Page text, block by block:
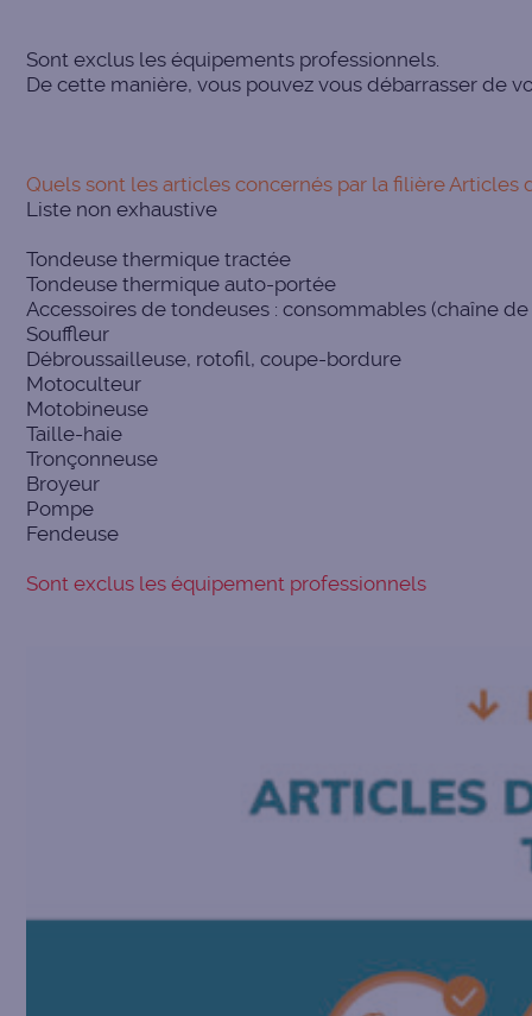
Sont exclus les équipements professionnels.
De cette manière, vous pouvez vous débarrasser de
Quels sont les articles concernés par la filière Articles
Liste non exhaustive
Tondeuse thermique tractée
Tondeuse thermique auto-portée
Accessoires de tondeuses : consommables (chaîne
Souffleur
Débroussailleuse, rotofil, coupe-bordure
Motoculteur
Motobineuse
Taille-haie
Tronçonneuse
Broyeur
Pompe
Fendeuse
Sont exclus les équipement professionnels